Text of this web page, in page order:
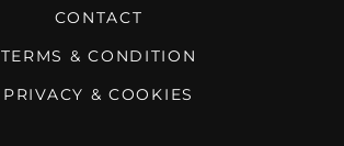
CONTACT
TERMS & CONDITION
PRIVACY & COOKIES